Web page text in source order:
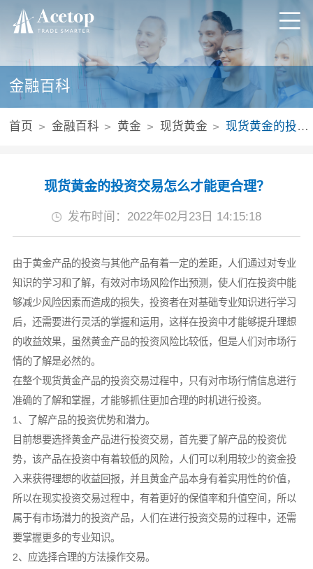
金融百科
首页 金融百科 黄金 现货黄金 现货黄金的投资交易怎么才能更合理？
现货黄金的投资交易怎么才能更合理？
发布时间：2022年02月23日 14:15:18
由于黄金产品的投资与其他产品有着一定的差距，人们通过对专业
知识的学习和了解，有效对市场风险作出预测，使人们在投资中能
够减少风险因素而造成的损失，投资者在对基础专业知识进行学习
后，还需要进行灵活的掌握和运用，这样在投资中才能够提升理想
的收益效果，虽然黄金产品的投资风险比较低，但是人们对市场行
情的了解是必然的。
在整个现货黄金产品的投资交易过程中，只有对市场行情信息进行
准确的了解和掌握，才能够抓住更加合理的时机进行投资。
1、了解产品的投资优势和潜力。
目前想要选择黄金产品进行投资交易，首先要了解产品的投资优
势，该产品在投资中有着较低的风险，人们可以利用较少的资金投
入来获得理想的收益回报，并且黄金产品本身有着实用性的价值，
所以在现实投资交易过程中，有着更好的保值率和升值空间，所以
属于有市场潜力的投资产品，人们在进行投资交易的过程中，还需
要掌握更多的专业知识。
2、应选择合理的方法操作交易。